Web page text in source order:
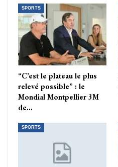
SPORTS
“C’est le plateau le plus
relevé possible” : le
Mondial Montpellier 3M
de…
SPORTS